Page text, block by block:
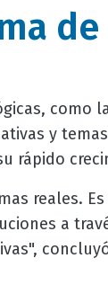
de
como
y
rápido
reales.
a